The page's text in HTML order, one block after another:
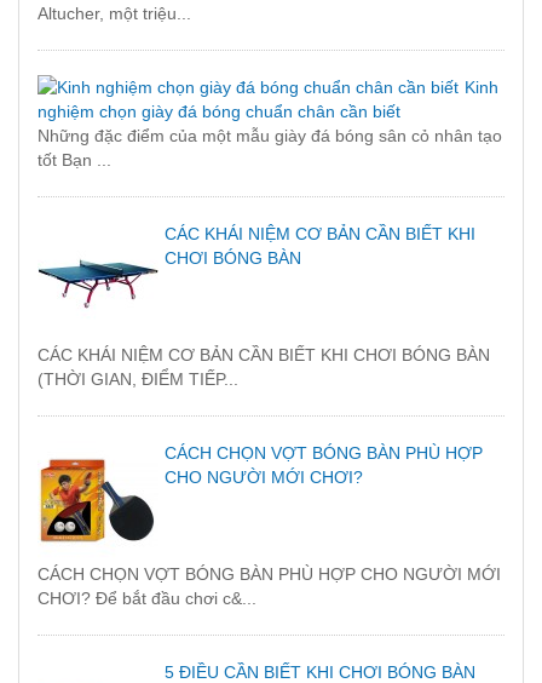
Altucher, một triệu...
Kinh
nghiệm chọn giày đá bóng chuẩn chân cần biết
Những đặc điểm của một mẫu giày đá bóng sân cỏ nhân tạo
tốt Bạn ...
CÁC KHÁI NIỆM CƠ BẢN CẦN BIẾT KHI
CHƠI BÓNG BÀN
CÁC KHÁI NIỆM CƠ BẢN CẦN BIẾT KHI CHƠI BÓNG BÀN
(THỜI GIAN, ĐIỂM TIẾP...
CÁCH CHỌN VỢT BÓNG BÀN PHÙ HỢP
CHO NGƯỜI MỚI CHƠI?
CÁCH CHỌN VỢT BÓNG BÀN PHÙ HỢP CHO NGƯỜI MỚI
CHƠI? Để bắt đầu chơi c&...
5 ĐIỀU CẦN BIẾT KHI CHƠI BÓNG BÀN